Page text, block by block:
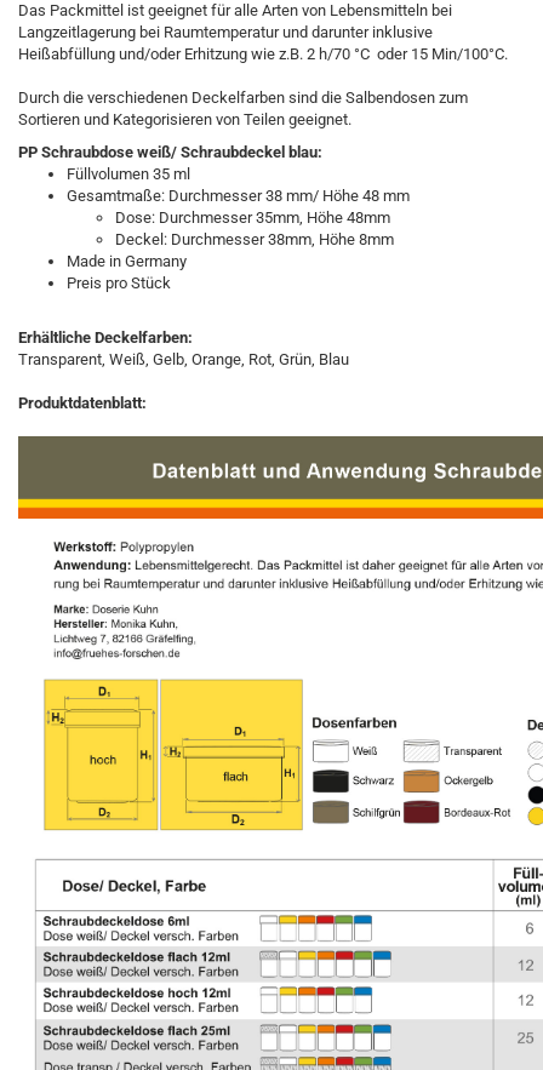
Das Packmittel ist geeignet für alle Arten von Lebensmitteln bei
Langzeitlagerung bei Raumtemperatur und darunter inklusive
Heißabfüllung und/oder Erhitzung wie z.B. 2 h/70 °C oder 15 Min/100°C.
Durch die verschiedenen Deckelfarben sind die Salbendosen zum
Sortieren und Kategorisieren von Teilen geeignet.
PP Schraubdose weiß/ Schraubdeckel blau:
Füllvolumen 35 ml
Gesamtmaße: Durchmesser 38 mm/ Höhe 48 mm
Dose: Durchmesser35mm, Höhe 48mm
Deckel: Durchmesser38mm, Höhe 8mm
Made in Germany
Preis pro Stück
Erhältliche Deckelfarben:
Transparent, Weiß, Gelb, Orange, Rot, Grün, Blau
Produktdatenblatt:​